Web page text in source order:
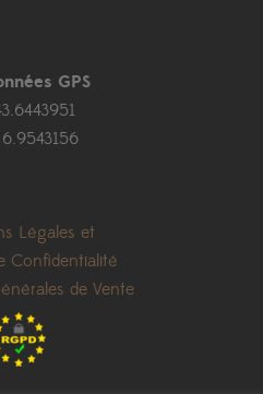
GPS
6.9543156
Légales et
Confidentialité
de Vente